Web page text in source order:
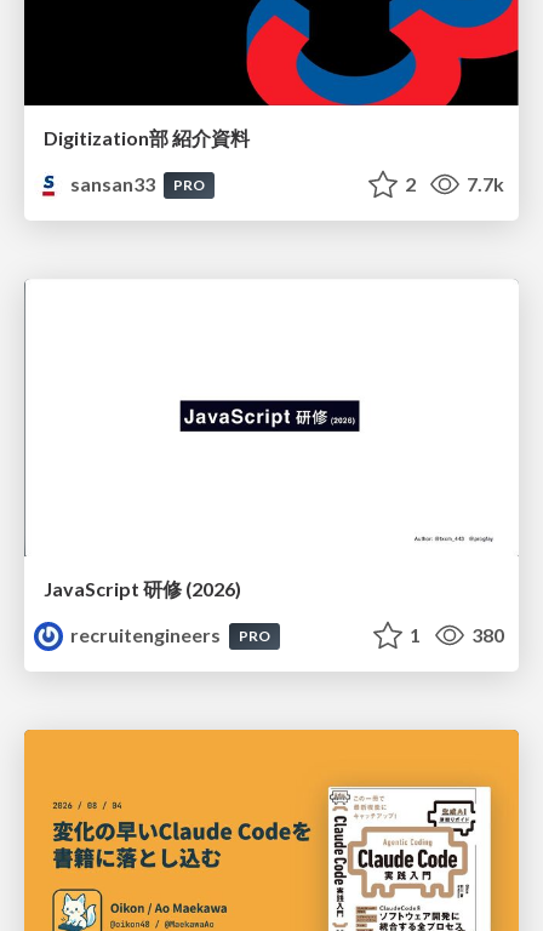
Digitization部 紹介資料
sansan33
PRO 2 7.7k
JavaScript 研修 (2026)
recruitengineers
PRO 1 380